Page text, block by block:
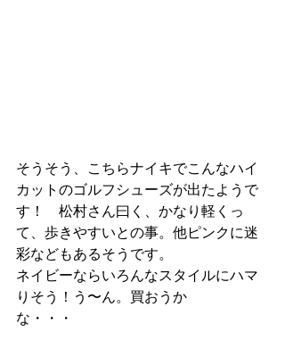
そうそう、こちらナイキでこんなハイ
カットのゴルフシューズが出たようで
す！　松村さん曰く、かなり軽くっ
て、歩きやすいとの事。他ピンクに迷
彩などもあるそうです。
ネイビーならいろんなスタイルにハマ
りそう！う〜ん。買おうか
な・・・